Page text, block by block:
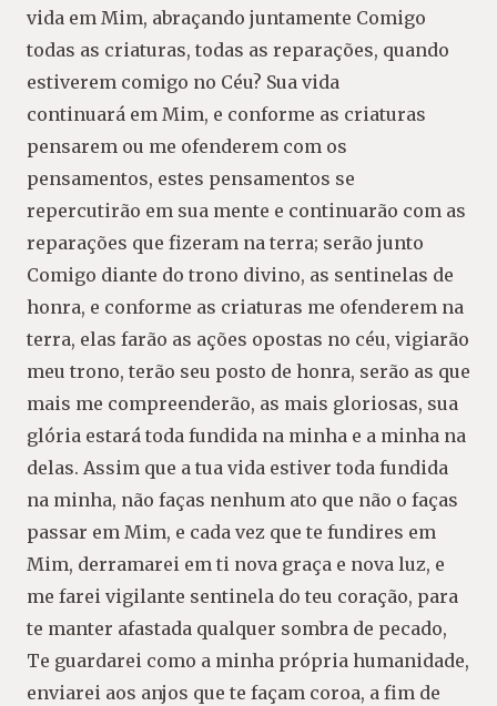
vida em Mim, abraçando juntamente Comigo
todas as criaturas, todas as reparações, quando
estiverem comigo no Céu? Sua vida
continuará em Mim, e conforme as criaturas
pensarem ou me ofenderem com os
pensamentos, estes pensamentos se
repercutirão em sua mente e continuarão com as
reparações que fizeram na terra; serão junto
Comigo diante do trono divino, as sentinelas de
honra, e conforme as criaturas me ofenderem na
terra, elas farão as ações opostas no céu, vigiarão
meu trono, terão seu posto de honra, serão as que
mais me compreenderão, as mais gloriosas, sua
glória estará toda fundida na minha e a minha na
delas. Assim que a tua vida estiver toda fundida
na minha, não faças nenhum ato que não o faças
passar em Mim, e cada vez que te fundires em
Mim, derramarei em ti nova graça e nova luz, e
me farei vigilante sentinela do teu coração, para
te manter afastada qualquer sombra de pecado,
Te guardarei como a minha própria humanidade,
enviarei aos anjos que te façam coroa, a fim de